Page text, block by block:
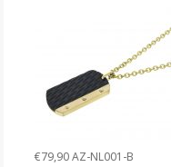
€79,90 AZ-NL001-B